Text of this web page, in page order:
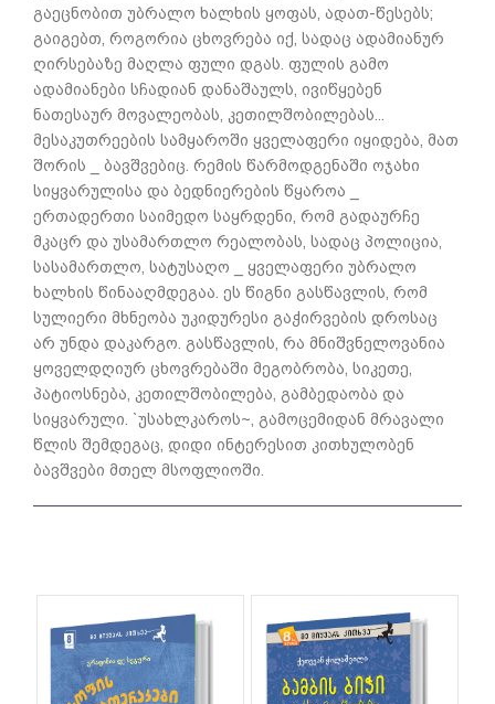
გაეცნობით უბ­რალო ხალხის ყოფას, ადათ-წესებს;
გაიგებთ, როგორია ცხოვ­რება იქ, სადაც ადამიანურ
ღირსებაზე მაღლა ფული დგას. ფულის გამო
ადამიანები სჩადიან დანაშაულს, ივიწყებენ
ნათესაურ მოვალეობას, კეთილშობილებას...
მესაკუთრეების სამყაროში ყველაფერი იყიდება, მათ
შორის _ ბავშვებიც. რემის წარმოდგენაში ოჯახი
სიყვარულისა და ბედნიერების წყაროა _
ერთადერთი საიმედო საყრდენი, რომ გადაურჩე
მკაცრ და უსამართლო რეალობას, სადაც პოლიცია,
სასამართლო, სატუსაღო _ ყველაფერი უბრალო
ხალხის წინააღმდეგაა. ეს წიგნი გასწავლის, რომ
სულიერი მხნეობა უკიდურესი გაჭირვების დროსაც
არ უნდა დაკარგო. გასწავლის, რა მნიშვნელოვანია
ყოველდღიურ ცხოვრებაში მეგობრობა, სიკეთე,
პატიოსნება, კეთილშობილება, გამბედაობა და
სიყვარული. `უსახ­ლკაროს~, გამოცემიდან მრავალი
წლის შემდეგაც, დიდი ინტერესით კითხულობენ
ბავშვები მთელ მსოფლიოში.